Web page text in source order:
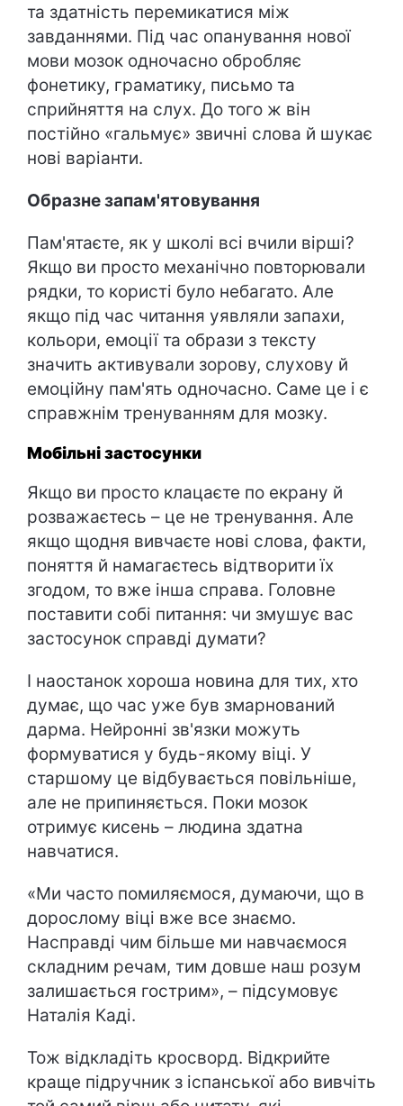
та здатність перемикатися між
завданнями. Під час опанування нової
мови мозок одночасно обробляє
фонетику, граматику, письмо та
сприйняття на слух. До того ж він
постійно «гальмує» звичні слова й шукає
нові варіанти.
Образне запам'ятовування
Пам'ятаєте, як у школі всі вчили вірші?
Якщо ви просто механічно повторювали
рядки, то користі було небагато. Але
якщо під час читання уявляли запахи,
кольори, емоції та образи з тексту
значить активували зорову, слухову й
емоційну пам'ять одночасно. Саме це і є
справжнім тренуванням для мозку.
Мобільні застосунки
Якщо ви просто клацаєте по екрану й
розважаєтесь – це не тренування. Але
якщо щодня вивчаєте нові слова, факти,
поняття й намагаєтесь відтворити їх
згодом, то вже інша справа. Головне
поставити собі питання: чи змушує вас
застосунок справді думати?
І наостанок хороша новина для тих, хто
думає, що час уже був змарнований
дарма. Нейронні зв'язки можуть
формуватися у будь-якому віці. У
старшому це відбувається повільніше,
але не припиняється. Поки мозок
отримує кисень – людина здатна
навчатися.
«Ми часто помиляємося, думаючи, що в
дорослому віці вже все знаємо.
Насправді чим більше ми навчаємося
складним речам, тим довше наш розум
залишається гострим», – підсумовує
Наталія Каді.
Тож відкладіть кросворд. Відкрийте
краще підручник з іспанської або вивчіть